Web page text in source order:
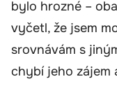
bylo hrozné –
vyčetl, že jsem
srovnávám s
chybí jeho zájem